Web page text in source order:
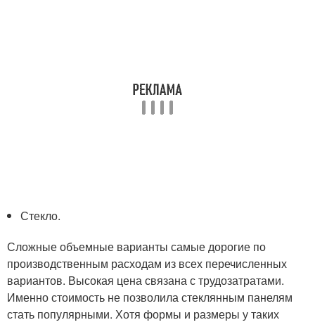
Стекло.
Сложные объемные варианты самые дорогие по
производственным расходам из всех перечисленных
вариантов. Высокая цена связана с трудозатратами.
Именно стоимость не позволила стеклянным панелям
стать популярными. Хотя формы и размеры у таких